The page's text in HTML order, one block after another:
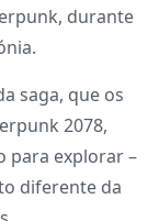
durante
saga, que os
2078,
para explorar –
diferente da